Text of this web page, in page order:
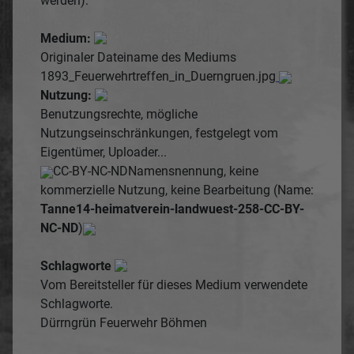
Medium:
Originaler Dateiname des Mediums
1893_Feuerwehrtreffen_in_Duerngruen.jpg
Nutzung:
Benutzungsrechte, mögliche
Nutzungseinschränkungen, festgelegt vom
Eigentümer, Uploader...
CC-BY-NC-NDNamensnennung, keine
kommerzielle Nutzung, keine Bearbeitung (Name:
Tanne14-heimatverein-landwuest-258-CC-BY-
NC-ND)
Schlagworte
Vom Bereitsteller für dieses Medium verwendete
Schlagworte.
Dürrngrün Feuerwehr Böhmen